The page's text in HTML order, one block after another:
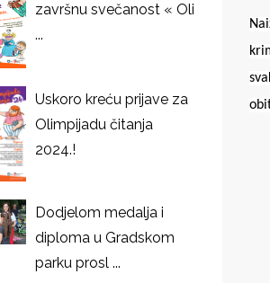
završnu svečanost « Oli
...
Uskoro kreću prijave za
Olimpijadu čitanja
2024.!
Dodjelom medalja i
diploma u Gradskom
parku prosl ...